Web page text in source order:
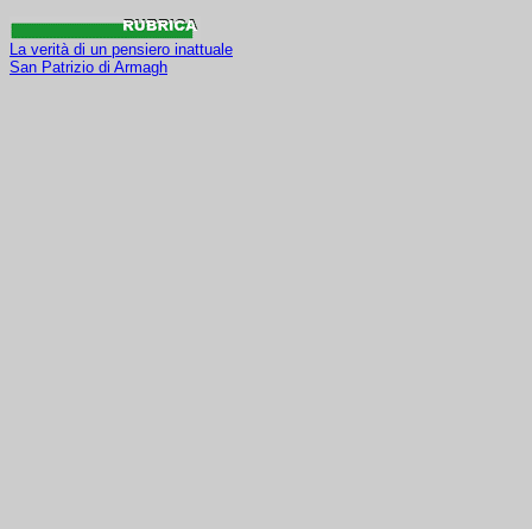
La verità di un pensiero inattuale
San Patrizio di Armagh